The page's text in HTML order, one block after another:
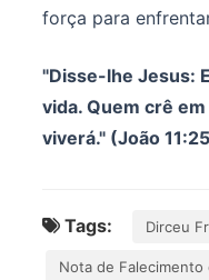
força para
"Disse-lhe Jesus:
vida. Quem crê
viverá." (João
Tags: Dirceu
Nota de Falecimento